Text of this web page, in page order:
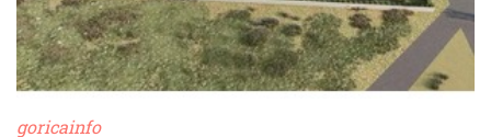
goricainfo